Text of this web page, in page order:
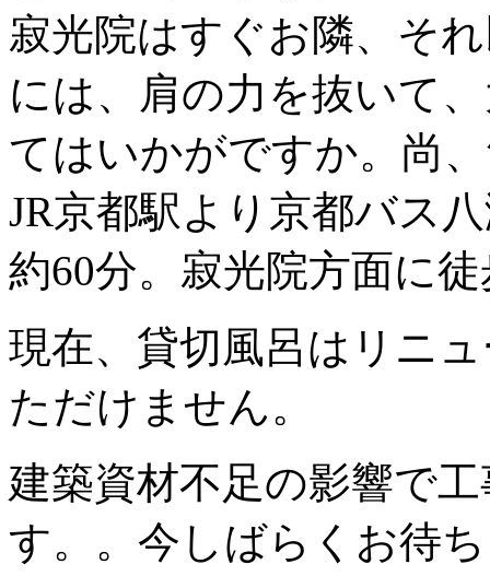
寂光院はすぐお隣、そ
には、肩の力を抜いて
てはいかがですか。尚
JR京都駅より京都バス
約60分。寂光院方面に
現在、貸切風呂はリニ
ただけません。
建築資材不足の影響で
す。。今しばらくお待